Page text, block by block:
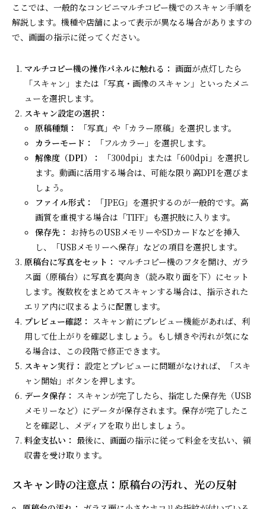
ここでは、一般的なコンビニマルチコピー機でのスキャン手順を
解説します。機種や店舗によって表示が異なる場合がありますの
で、画面の指示に従ってください。
マルチコピー機の操作パネルに触れる： 画面が点灯したら
「スキャン」または「写真・画像のスキャン」といったメニ
ューを選択します。
スキャン設定の選択：
原稿種類：
「写真」や「カラー原稿」を選択します。
カラーモード：
「フルカラー」を選択します。
解像度（DPI）：
「300dpi」または「600dpi」を選択し
ます。動画に活用する場合は、可能な限り高DPIを選びま
しょう。
ファイル形式：
「JPEG」を選択するのが一般的です。高
画質を重視する場合は「TIFF」も選択肢に入ります。
保存先： お持ちのUSBメモリーやSDカードなどを挿入
し、「USBメモリーへ保存」などの項目を選択します。
原稿台に写真をセット： マルチコピー機のフタを開け、ガラ
ス面（原稿台）に写真を裏向き（読み取り面を下）にセット
します。複数枚をまとめてスキャンする場合は、指示された
エリア内に収まるように配置します。
プレビュー確認： スキャン前にプレビュー機能があれば、利
用して仕上がりを確認しましょう。もし傾きや汚れが気にな
る場合は、この段階で修正できます。
スキャン実行： 設定とプレビューに問題がなければ、「スキ
ャン開始」ボタンを押します。
データ保存： スキャンが完了したら、指定した保存先（USB
メモリーなど）にデータが保存されます。保存が完了したこ
とを確認し、メディアを取り出しましょう。
料金支払い： 最後に、画面の指示に従って料金を支払い、領
収書を受け取ります。
スキャン時の注意点：原稿台の汚れ、光の反射